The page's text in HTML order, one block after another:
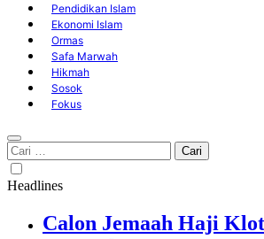
Pendidikan Islam
Ekonomi Islam
Ormas
Safa Marwah
Hikmah
Sosok
Fokus
Cari
untuk:
Headlines
Calon Jemaah Haji